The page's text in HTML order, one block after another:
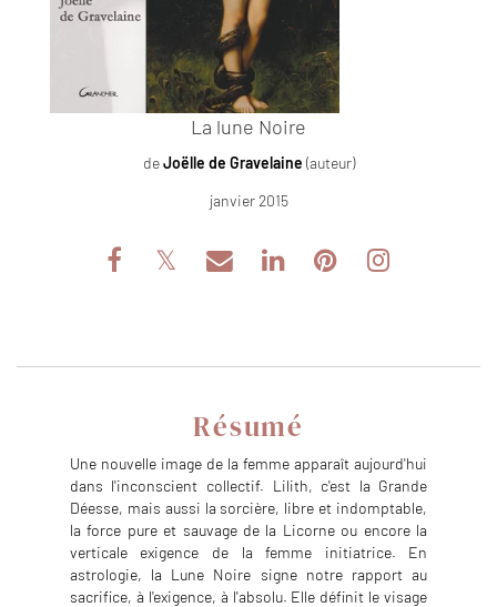
La lune Noire
deJoëlle de Gravelaine (auteur)
janvier 2015
Résumé
Une nouvelle image de la femme apparaît aujourd'hui
dans l'inconscient collectif. Lilith, c'est la Grande
Déesse, mais aussi la sorcière, libre et indomptable,
la force pure et sauvage de la Licorne ou encore la
verticale exigence de la femme initiatrice. En
astrologie, la Lune Noire signe notre rapport au
sacrifice, à l'exigence, à l'absolu. Elle définit le visage